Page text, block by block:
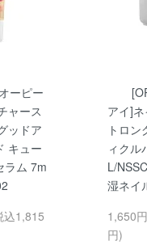
ーピー
ャース
ッドア
キュー
ラム 7m
込1,815
アイ]
トロン
ィクル
L/
湿ネイ
1,650
円)